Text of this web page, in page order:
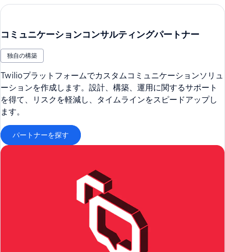
コミュニケーションコンサルティングパートナー
独自の構築
Twilioプラットフォームでカスタムコミュニケーションソリュ
ーションを作成します。設計、構築、運用に関するサポート
を得て、リスクを軽減し、タイムラインをスピードアップし
ます。
パートナーを探す